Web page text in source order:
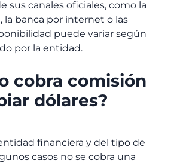
sus canales oficiales, como la
la banca por internet o las
puede variar según
por la entidad.
cobra comisión
dólares?
financiera y del tipo de
casos no se cobra una